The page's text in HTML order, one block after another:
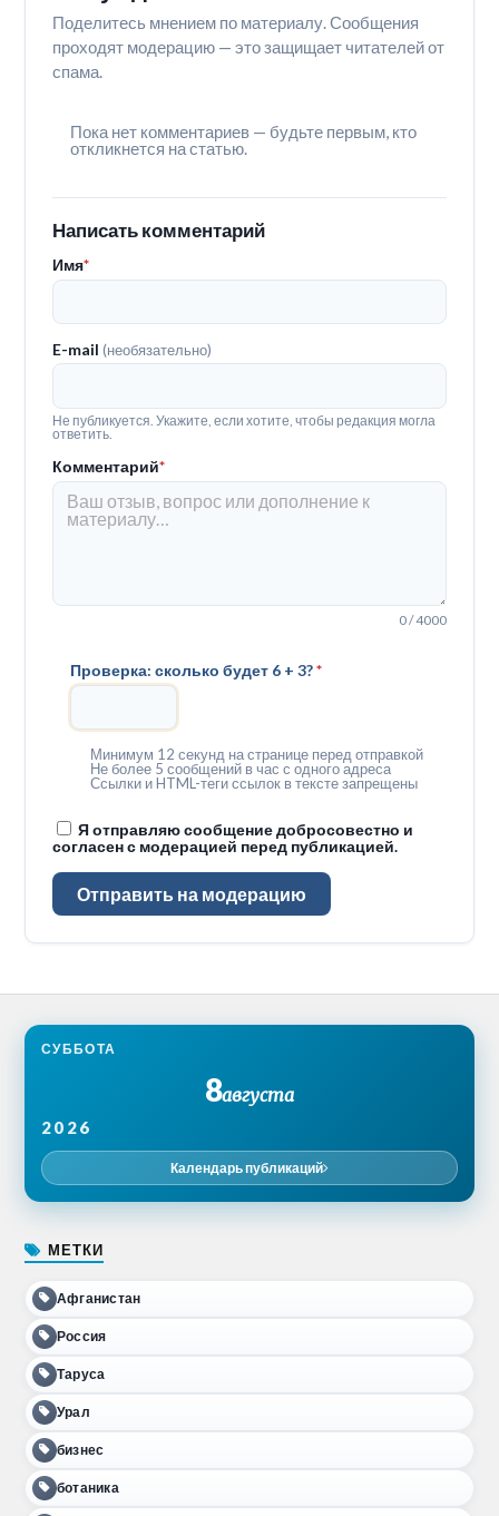
Поделитесь мнением по материалу. Сообщения
проходят модерацию — это защищает читателей от
спама.
Пока нет комментариев — будьте первым, кто
откликнется на статью.
Написать комментарий
Имя*
E-mail(необязательно)
Не публикуется. Укажите, если хотите, чтобы редакция могла
ответить.
Комментарий*
0 / 4000
Проверка: сколько будет 6 + 3?*
Минимум 12 секунд на странице перед отправкой
Не более 5 сообщений в час с одного адреса
Ссылки и HTML-теги ссылок в тексте запрещены
Я отправляю сообщение добросовестно и
согласен с модерацией перед публикацией.
Отправить на модерацию
СУББОТА
8августа
2026
Календарь публикаций
МЕТКИ
Афганистан
Россия
Таруса
Урал
бизнес
ботаника